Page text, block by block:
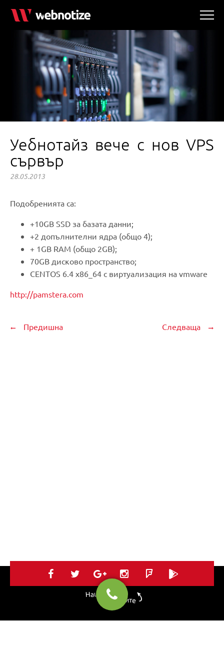
Уебнотайз вече с нов VPS
сървър
28.05.2013
Подобренията са:
+10GB SSD за базата данни;
+2 допълнителни ядра (общо 4);
+ 1GB RAM (общо 2GB);
70GB дисково пространство;
CENTOS 6.4 x86_64 с виртуализация на vmware
http://pamstera.com
Предишна Следваща
Нацъкай ни в
социалките